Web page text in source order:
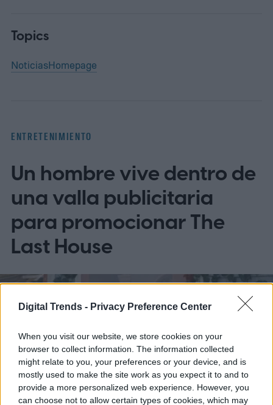
Digital Trends - Privacy Preference Center
When you visit our website, we store cookies on your
browser to collect information. The information collected
might relate to you, your preferences or your device, and is
mostly used to make the site work as you expect it to and to
provide a more personalized web experience. However, you
can choose not to allow certain types of cookies, which may
Topics
NoticiasHomepage
ENTRETENIMIENTO
Un hombre vive dentro de
una valla publicitaria
para promocionar The
Last House